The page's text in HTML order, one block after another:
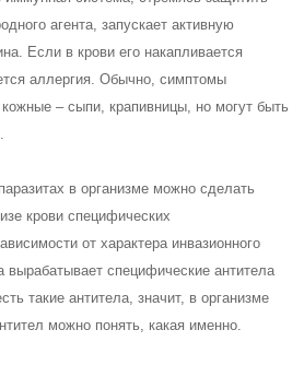
агента, запускает активную
Если в крови его накапливается
аллергия. Обычно, симптомы
– сыпи, крапивницы, но могут быть
в организме можно сделать
крови специфических
от характера инвазионного
вырабатывает специфические антитела
такие антитела, значит, в организме
можно понять, какая именно.